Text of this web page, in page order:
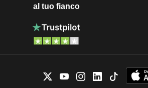
al tuo fianco